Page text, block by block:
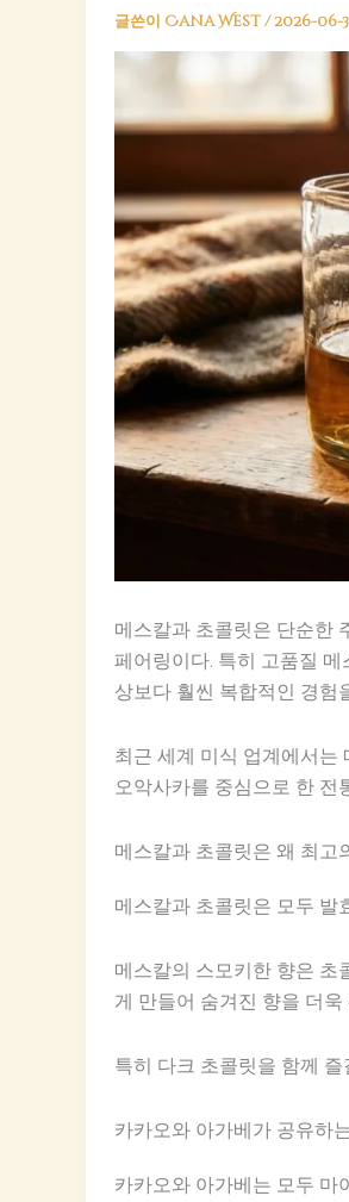
글쓴이 Cana West/2026-06-
메스칼과 초콜릿은 단순한
페어링이다. 특히 고품질
상보다 훨씬 복합적인 경험
최근 세계 미식 업계에서는
오악사카를 중심으로 한 전
메스칼과 초콜릿은 왜 최고
메스칼과 초콜릿은 모두 발
메스칼의 스모키한 향은 초
게 만들어 숨겨진 향을 더
특히 다크 초콜릿을 함께
카카오와 아가베가 공유하
카카오와 아가베는 모두 마